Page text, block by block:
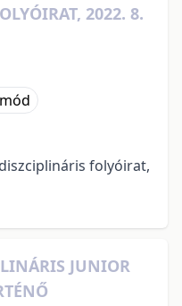
2022. 8.
folyóirat,
JUNIOR